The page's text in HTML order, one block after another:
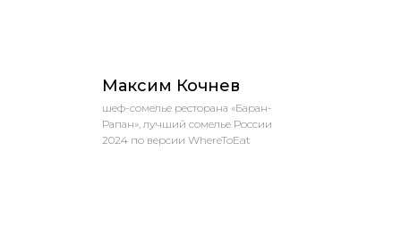
Максим Кочнев
шеф-сомелье ресторана «Баран-
Рапан», лучший сомелье России
2024 по версии WhereToEat